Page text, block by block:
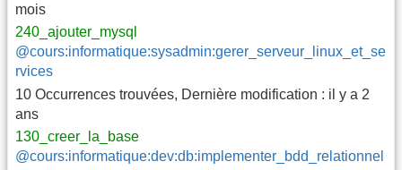
mois
240_ajouter_mysql
@cours:informatique:sysadmin:gerer_serveur_linux_et_se
rvices
10 Occurrences trouvées, Dernière modification : il y a 2
ans
130_creer_la_base
@cours:informatique:dev:db:implementer_bdd_relationnel